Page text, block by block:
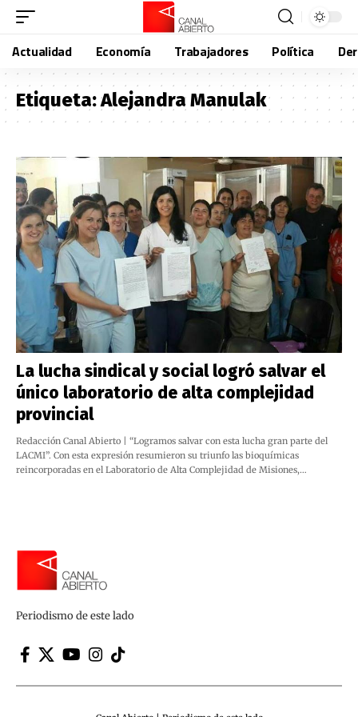
Actualidad Economía Trabajadores Política
Etiqueta:Alejandra Manulak
La lucha sindical y social logró salvar el
único laboratorio de alta complejidad
provincial
Redacción Canal Abierto | “Logramos salvar con esta lucha gran parte del
LACMI”. Con esta expresión resumieron su triunfo las bioquímicas
reincorporadas en el Laboratorio de Alta Complejidad de Misiones,…
Periodismo de este lado